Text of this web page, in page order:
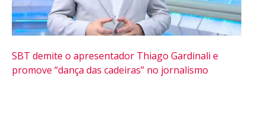
SBT demite o apresentador Thiago Gardinali e
promove “dança das cadeiras” no jornalismo